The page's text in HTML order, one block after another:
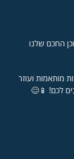
החכם שלנו
מותאמות ועוזר
לכם! 📱😊